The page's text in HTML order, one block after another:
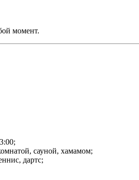
момент.
сауной, хамамом;
дартс;